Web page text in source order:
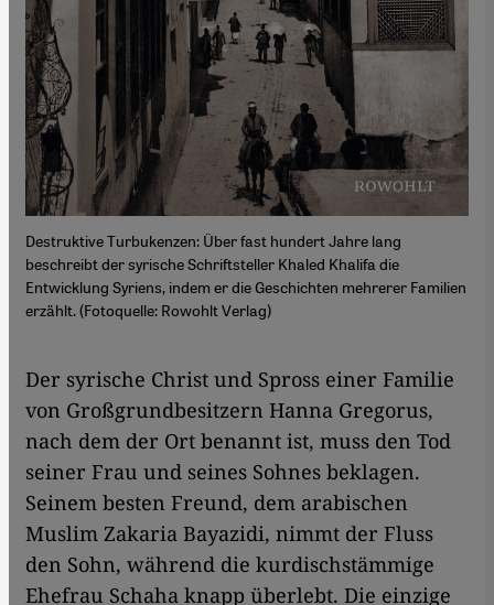
Destruktive Turbukenzen: Über fast hundert Jahre lang
beschreibt der syrische Schriftsteller Khaled Khalifa die
Entwicklung Syriens, indem er die Geschichten mehrerer Familien
erzählt. (Fotoquelle: Rowohlt Verlag)
Der syrische Christ und Spross einer Familie
von Großgrundbesitzern Hanna Gregorus,
nach dem der Ort benannt ist, muss den Tod
seiner Frau und seines Sohnes beklagen.
Seinem besten Freund, dem arabischen
Muslim Zakaria Bayazidi, nimmt der Fluss
den Sohn, während die kurdischstämmige
Ehefrau Schaha knapp überlebt. Die einzige